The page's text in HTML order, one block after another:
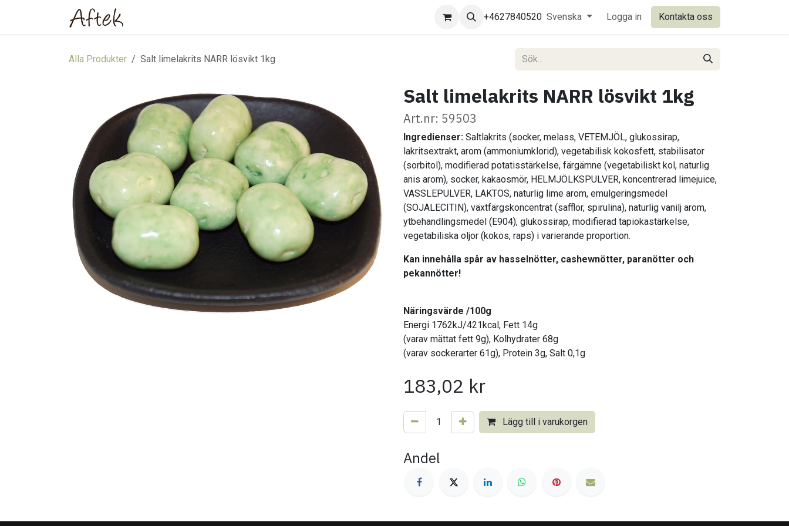
+4627840520 Svenska Logga in Kontakta oss
Alla Produkter Salt limelakrits NARR lösvikt 1kg
Salt limelakrits NARR lösvikt 1kg
Art.nr: 59503
Ingredienser: Saltlakrits (socker, melass, VETEMJÖL, glukossirap,
lakritsextrakt, arom (ammoniumklorid), vegetabilisk kokosfett, stabilisator
(sorbitol), modifierad potatisstärkelse, färgämne (vegetabiliskt kol, naturlig
anis arom), socker, kakaosmör, HELMJÖLKSPULVER, koncentrerad limejuice,
VASSLEPULVER, LAKTOS, naturlig lime arom, emulgeringsmedel
(SOJALECITIN), växtfärgskoncentrat (safflor, spirulina), naturlig vanilj arom,
ytbehandlingsmedel (E904), glukossirap, modifierad tapiokastärkelse,
vegetabiliska oljor (kokos, raps) i varierande proportion.
Kan innehålla spår av hasselnötter, cashewnötter, paranötter och
pekannötter!
Näringsvärde /100g
Energi 1762kJ/421kcal, Fett 14g
(varav mättat fett 9g), Kolhydrater 68g
(varav sockerarter 61g), Protein 3g, Salt 0,1g
183,02 kr
Lägg till i varukorgen
Andel